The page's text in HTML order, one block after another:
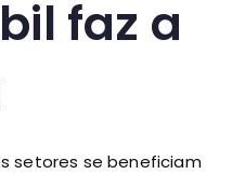
faz a
setores se beneficiam